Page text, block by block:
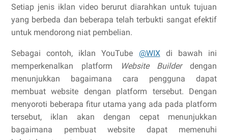
Setiap jenis iklan video berurut diarahkan untuk tujuan
yang berbeda dan beberapa telah terbukti sangat efektif
untuk mendorong niat pembelian.
Sebagai contoh, iklan YouTube @WIXdi bawah ini
memperkenalkan platform
Website Builder dengan
menunjukkan bagaimana cara pengguna dapat
membuat website dengan platform tersebut. Dengan
menyoroti beberapa fitur utama yang ada pada platform
tersebut, iklan akan dengan cepat menunjukkan
bagaimana pembuat website dapat memenuhi